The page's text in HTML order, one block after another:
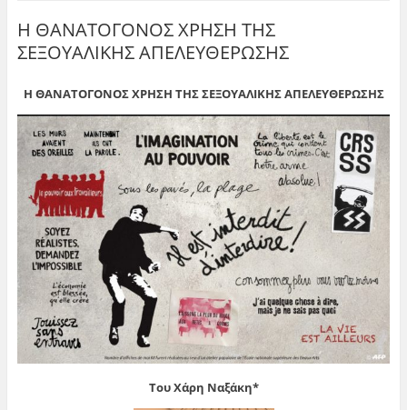
Η ΘΑΝΑΤΟΓΟΝΟΣ ΧΡΗΣΗ ΤΗΣ
ΣΕΞΟΥΑΛΙΚΗΣ ΑΠΕΛΕΥΘΕΡΩΣΗΣ
Η ΘΑΝΑΤΟΓΟΝΟΣ ΧΡΗΣΗ ΤΗΣ ΣΕΞΟΥΑΛΙΚΗΣ ΑΠΕΛΕΥΘΕΡΩΣΗΣ
Του Χάρη Ναξάκη*